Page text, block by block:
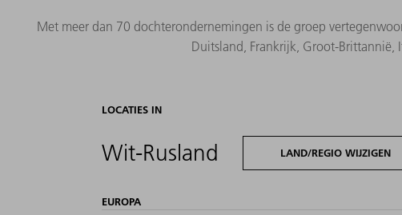
Met meer dan 70 dochterondernemingen is de groep
Duitsland, Frankrijk, Groot-Brittannië,
LOCATIES IN
Wit-Rusland LAND/REGIO WIJZIGEN
EUROPA